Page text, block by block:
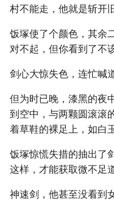
村不能走，他就是斩开
饭塚使了个颜色，其余
对不起，但你看到了不
剑心大惊失色，连忙喊
但为时已晚，漆黑的夜
到空中，与两颗圆滚滚
着草鞋的裸足上，如白
饭塚惊慌失措的抽出了
这样，才能获取微不足
神速剑，他甚至没看到